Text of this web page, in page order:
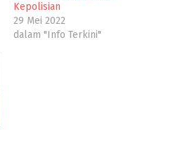
Kepolisian
29 Mei 2022
dalam "Info Terkini"